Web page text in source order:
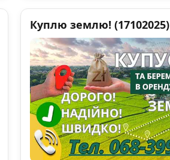
Куплю землю! (17102025)